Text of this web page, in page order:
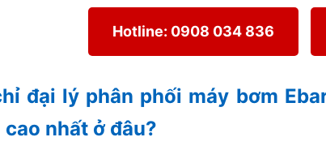
Hotline: 0908 034 836
đại lý phân phối máy bơm
cao nhất ở đâu?